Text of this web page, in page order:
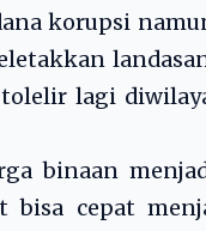
korupsi
lagi
binaan
bisa cepat